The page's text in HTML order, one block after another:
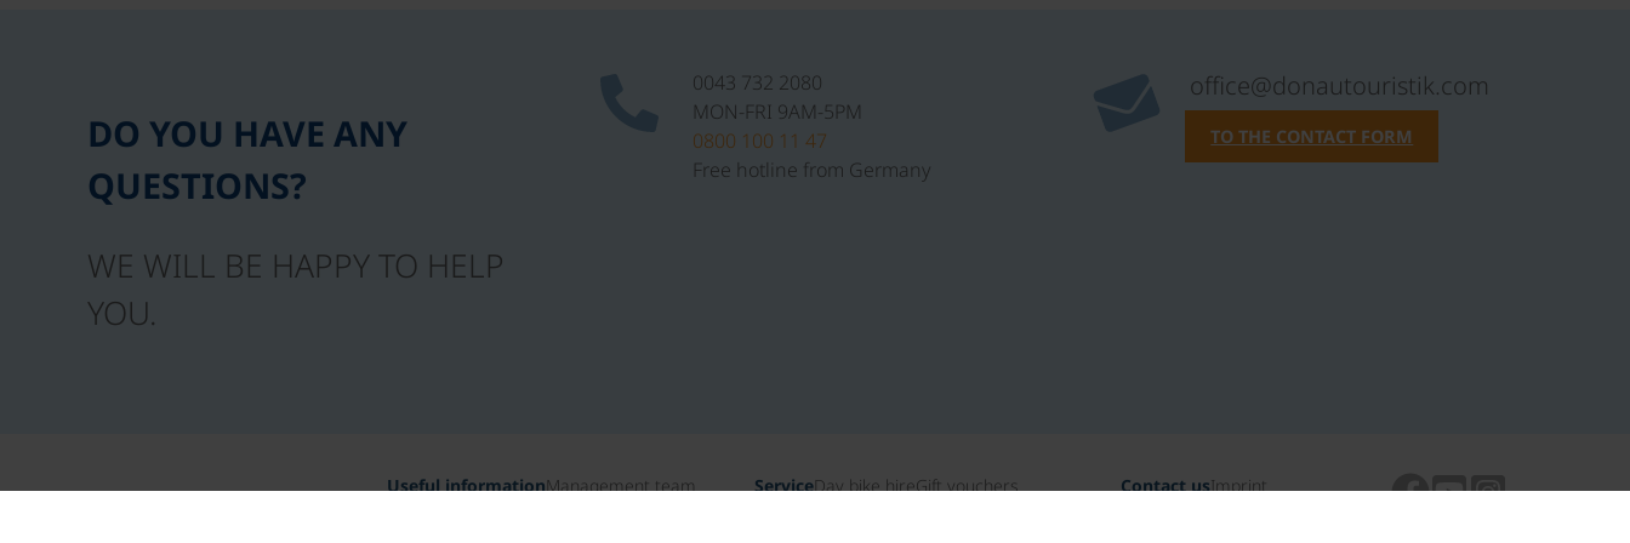
DO YOU HAVE ANY
QUESTIONS?
WE WILL BE HAPPY TO HELP
YOU.
0043 732 2080
MON-FRI 9AM-5PM
0800 100 11 47
Free hotline from Germany
office@donautouristik.com
TO THE CONTACT FORM
Useful informationManagement team
ServiceDay bike hireGift vouchers Contact usImprint